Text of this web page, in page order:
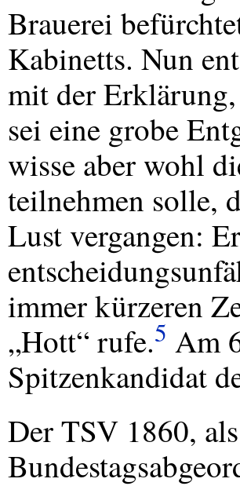
Brauerei
Kabinetts. Nun
mit der Erklärung,
sei eine grobe
wisse aber wohl
teilnehmen solle,
Lust vergangen:
immer kürzeren
„Hott“ rufe.5 Am
Spitzenkandidat
DerTSV 1860,